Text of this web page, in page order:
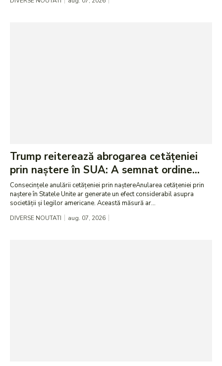
Trump reiterează abrogarea cetățeniei
prin naștere în SUA: A semnat ordine...
Consecințele anulării cetățeniei prin naștereAnularea cetățeniei prin
naștere în Statele Unite ar generate un efect considerabil asupra
societății și legilor americane. Această măsură ar...
DIVERSE NOUTATI aug. 07, 2026